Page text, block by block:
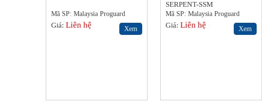
Mã SP: Malaysia Proguard
S5BS
Giá: Liên hệ Xem
SERPENT-SSM
Mã SP: Malaysia Proguard
S5BS
Giá:Liên hệ Xem